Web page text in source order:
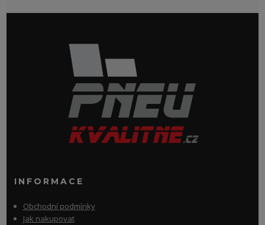
INFORMACE
Obchodní podmínky
Jak nakupovat